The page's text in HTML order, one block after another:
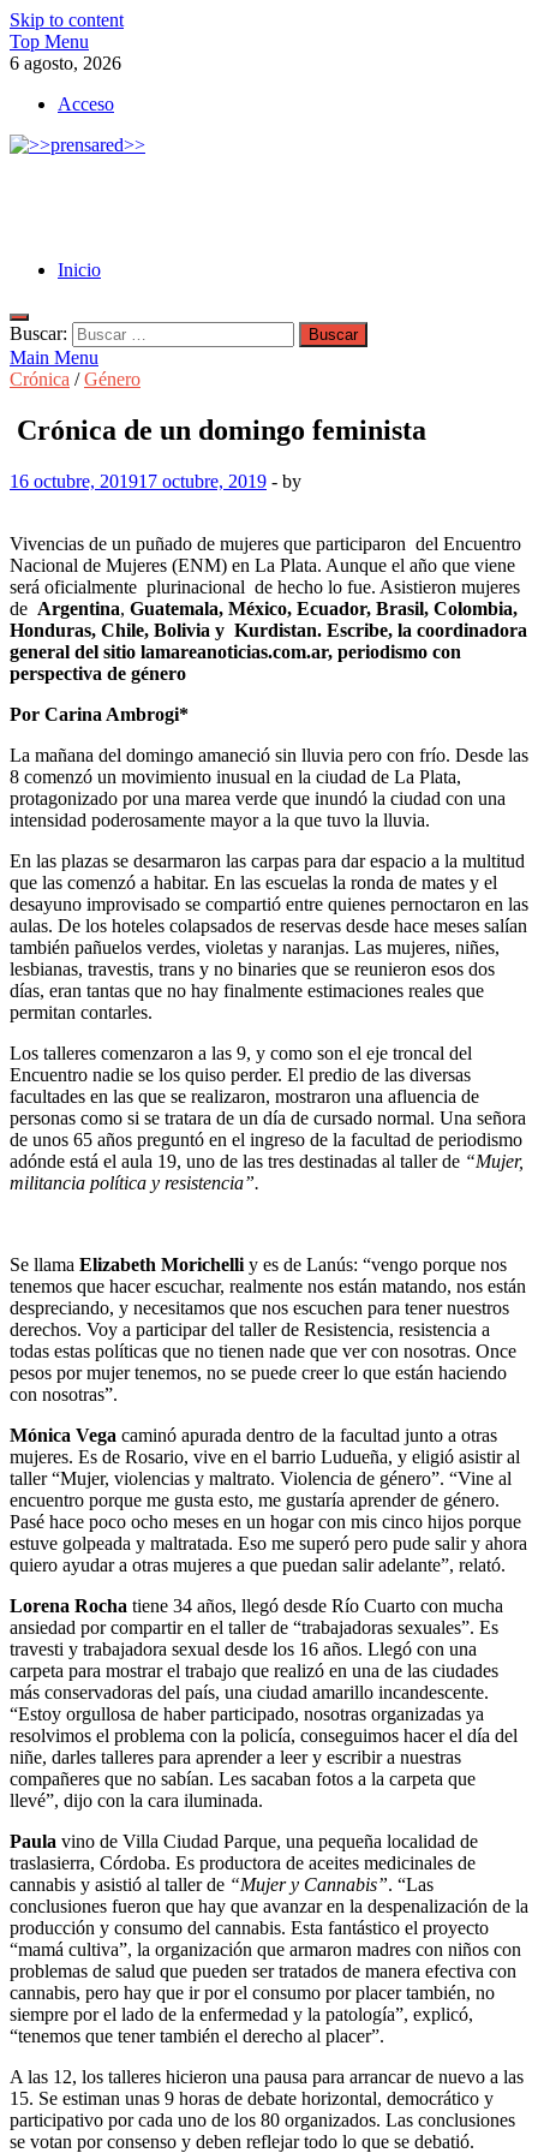
Skip to content
Top Menu
6 agosto, 2026
Acceso
Inicio
Buscar:
Main Menu
Crónica /Género
Crónica de un domingo feminista
16 octubre, 201917 octubre, 2019 - by
Vivencias de un puñado de mujeres que participaron del Encuentro
Nacional de Mujeres (ENM) en La Plata. Aunque el año que viene
será oficialmente plurinacional de hecho lo fue. Asistieron mujeres
de Argentina, Guatemala, México, Ecuador, Brasil, Colombia,
Honduras, Chile, Bolivia y Kurdistan. Escribe, la coordinadora
general del sitio lamareanoticias.com.ar, periodismo con
perspectiva de género
Por Carina Ambrogi*
La mañana del domingo amaneció sin lluvia pero con frío. Desde las
8 comenzó un movimiento inusual en la ciudad de La Plata,
protagonizado por una marea verde que inundó la ciudad con una
intensidad poderosamente mayor a la que tuvo la lluvia.
En las plazas se desarmaron las carpas para dar espacio a la multitud
que las comenzó a habitar. En las escuelas la ronda de mates y el
desayuno improvisado se compartió entre quienes pernoctaron en las
aulas. De los hoteles colapsados de reservas desde hace meses salían
también pañuelos verdes, violetas y naranjas. Las mujeres, niñes,
lesbianas, travestis, trans y no binaries que se reunieron esos dos
días, eran tantas que no hay finalmente estimaciones reales que
permitan contarles.
Los talleres comenzaron a las 9, y como son el eje troncal del
Encuentro nadie se los quiso perder. El predio de las diversas
facultades en las que se realizaron, mostraron una afluencia de
personas como si se tratara de un día de cursado normal. Una señora
de unos 65 años preguntó en el ingreso de la facultad de periodismo
adónde está el aula 19, uno de las tres destinadas al taller de “Mujer,
militancia política y resistencia”.
Se llama Elizabeth Morichelli y es de Lanús: “vengo porque nos
tenemos que hacer escuchar, realmente nos están matando, nos están
despreciando, y necesitamos que nos escuchen para tener nuestros
derechos. Voy a participar del taller de Resistencia, resistencia a
todas estas políticas que no tienen nade que ver con nosotras. Once
pesos por mujer tenemos, no se puede creer lo que están haciendo
con nosotras”.
Mónica Vega caminó apurada dentro de la facultad junto a otras
mujeres. Es de Rosario, vive en el barrio Ludueña, y eligió asistir al
taller “Mujer, violencias y maltrato. Violencia de género”. “Vine al
encuentro porque me gusta esto, me gustaría aprender de género.
Pasé hace poco ocho meses en un hogar con mis cinco hijos porque
estuve golpeada y maltratada. Eso me superó pero pude salir y ahora
quiero ayudar a otras mujeres a que puedan salir adelante”, relató.
Lorena Rocha tiene 34 años, llegó desde Río Cuarto con mucha
ansiedad por compartir en el taller de “trabajadoras sexuales”. Es
travesti y trabajadora sexual desde los 16 años. Llegó con una
carpeta para mostrar el trabajo que realizó en una de las ciudades
más conservadoras del país, una ciudad amarillo incandescente.
“Estoy orgullosa de haber participado, nosotras organizadas ya
resolvimos el problema con la policía, conseguimos hacer el día del
niñe, darles talleres para aprender a leer y escribir a nuestras
compañeres que no sabían. Les sacaban fotos a la carpeta que
llevé”, dijo con la cara iluminada.
Paula vino de Villa Ciudad Parque, una pequeña localidad de
traslasierra, Córdoba. Es productora de aceites medicinales de
cannabis y asistió al taller de “Mujer y Cannabis”. “Las
conclusiones fueron que hay que avanzar en la despenalización de la
producción y consumo del cannabis. Esta fantástico el proyecto
“mamá cultiva”, la organización que armaron madres con niños con
problemas de salud que pueden ser tratados de manera efectiva con
cannabis, pero hay que ir por el consumo por placer también, no
siempre por el lado de la enfermedad y la patología”, explicó,
“tenemos que tener también el derecho al placer”.
A las 12, los talleres hicieron una pausa para arrancar de nuevo a las
15. Se estiman unas 9 horas de debate horizontal, democrático y
participativo por cada uno de los 80 organizados. Las conclusiones
se votan por consenso y deben reflejar todo lo que se debatió.